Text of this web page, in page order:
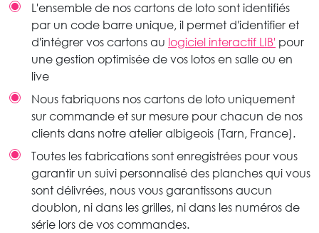
L'ensemble de nos cartons de loto sont identifiés
par un code barre unique, il permet d'identifier et
d'intégrer vos cartons au logiciel interactif LIB' pour
une gestion optimisée de vos lotos en salle ou en
live
Nous fabriquons nos cartons de loto uniquement
sur commande et sur mesure pour chacun de nos
clients dans notre atelier albigeois (Tarn, France).
Toutes les fabrications sont enregistrées pour vous
garantir un suivi personnalisé des planches qui vous
sont délivrées, nous vous garantissons aucun
doublon, ni dans les grilles, ni dans les numéros de
série lors de vos commandes.